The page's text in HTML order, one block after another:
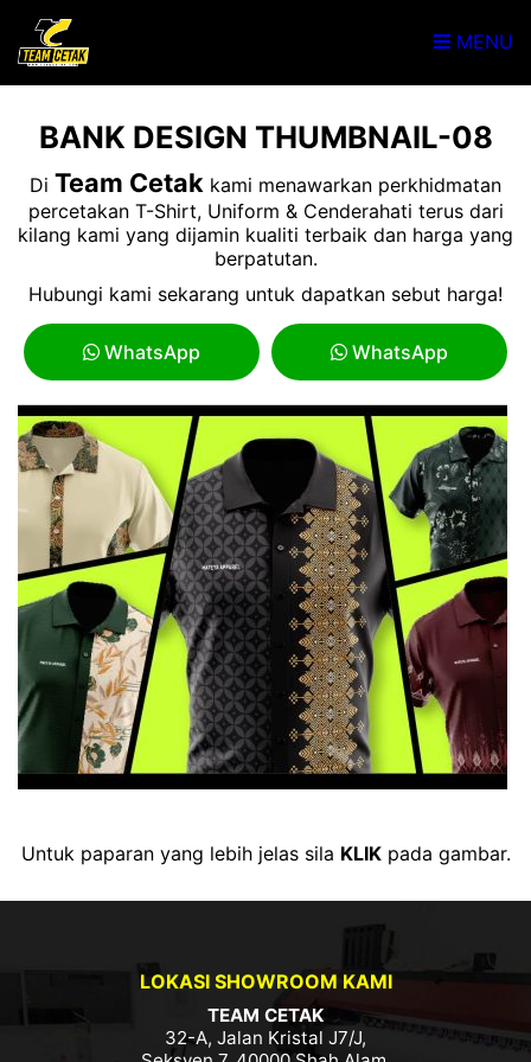
MENU
BANK DESIGN THUMBNAIL-08
Di Team Cetak kami menawarkan perkhidmatan
percetakan T-Shirt, Uniform & Cenderahati terus dari
kilang kami yang dijamin kualiti terbaik dan harga yang
berpatutan.
Hubungi kami sekarang untuk dapatkan sebut harga!
WhatsApp WhatsApp
Untuk paparan yang lebih jelas sila KLIKpada gambar.
LOKASI SHOWROOM KAMI
TEAM CETAK
32-A, Jalan Kristal J7/J,